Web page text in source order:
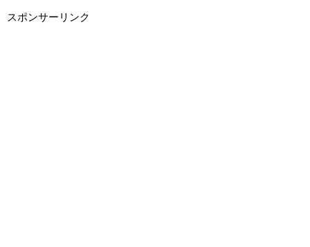
スポンサーリンク